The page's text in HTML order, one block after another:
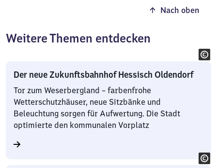
Nach oben
Weitere Themen entdecken
Der neue Zukunftsbahnhof Hessisch Oldendorf
Tor zum Weserbergland – farbenfrohe
Wetterschutzhäuser, neue Sitzbänke und
Beleuchtung sorgen für Aufwertung. Die Stadt
optimierte den kommunalen Vorplatz